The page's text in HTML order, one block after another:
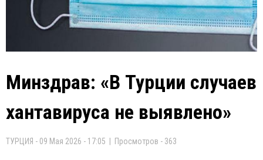
Минздрав: «В Турции случаев
хантавируса не выявлено»
ТУРЦИЯ - 09 Мая 2026 - 17:05 | Просмотров - 363